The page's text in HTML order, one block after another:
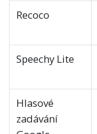
Recoco
Speechy Lite
Hlasové
zadávání